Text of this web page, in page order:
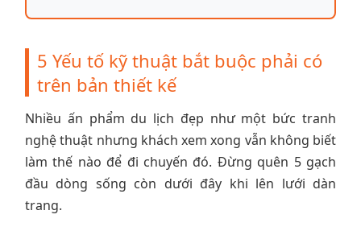
5 Yếu tố kỹ thuật bắt buộc phải có
trên bản thiết kế
Nhiều ấn phẩm du lịch đẹp như một bức tranh
nghệ thuật nhưng khách xem xong vẫn không biết
làm thế nào để đi chuyến đó. Đừng quên 5 gạch
đầu dòng sống còn dưới đây khi lên lưới dàn
trang.